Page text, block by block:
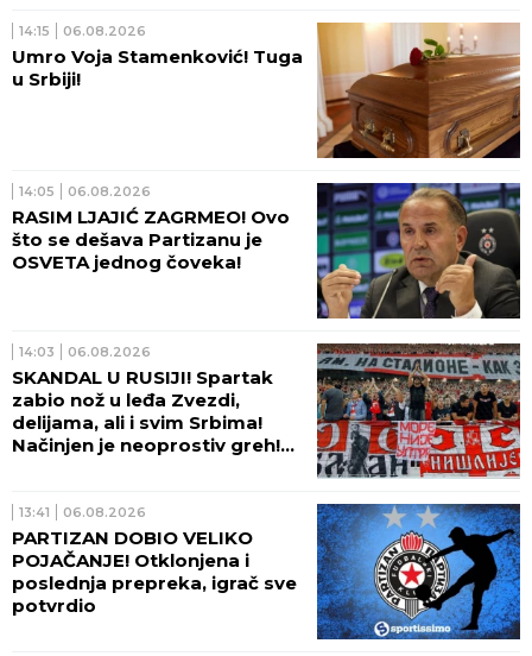
14:15 06.08.2026
Umro Voja Stamenković! Tuga
u Srbiji!
14:05 06.08.2026
RASIM LJAJIĆ ZAGRMEO! Ovo
što se dešava Partizanu je
OSVETA jednog čoveka!
14:03 06.08.2026
SKANDAL U RUSIJI! Spartak
zabio nož u leđa Zvezdi,
delijama, ali i svim Srbima!
Načinjen je neoprostiv greh!
13:41 06.08.2026
PARTIZAN DOBIO VELIKO
POJAČANJE! Otklonjena i
poslednja prepreka, igrač sve
potvrdio